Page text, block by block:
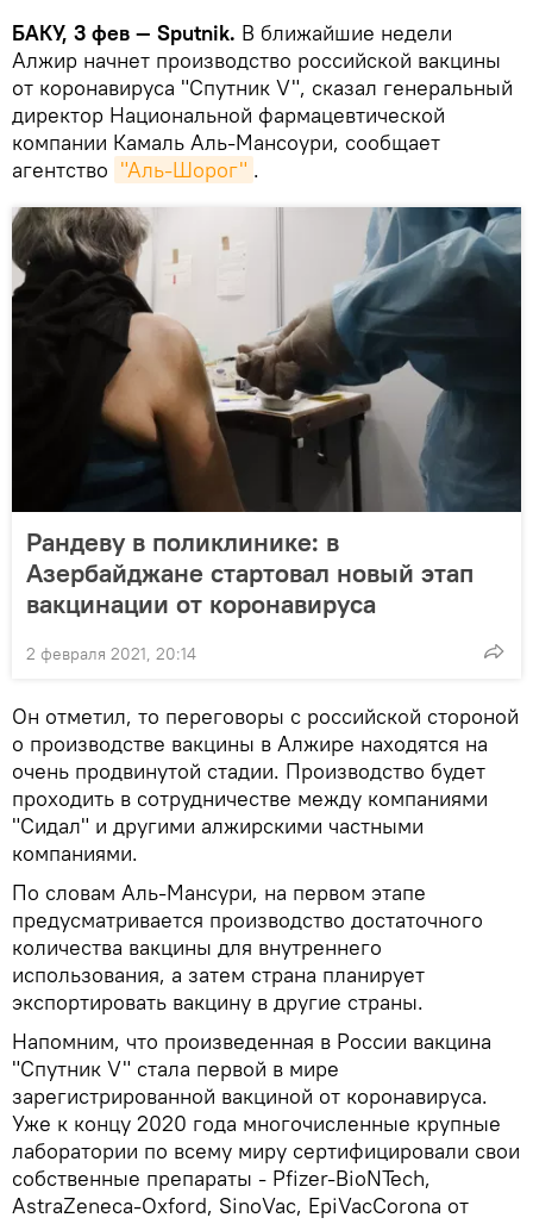
БАКУ, 3 фев — Sputnik. В ближайшие недели
Алжир начнет производство российской вакцины
от коронавируса "Спутник V", сказал генеральный
директор Национальной фармацевтической
компании Камаль Аль-Мансоури, сообщает
агентство "Аль-Шорог" .
Рандеву в поликлинике: в
Азербайджане стартовал новый этап
вакцинации от коронавируса
2 февраля 2021, 20:14
Он отметил, то переговоры с российской стороной
о производстве вакцины в Алжире находятся на
очень продвинутой стадии. Производство будет
проходить в сотрудничестве между компаниями
"Сидал" и другими алжирскими частными
компаниями.
По словам Аль-Мансури, на первом этапе
предусматривается производство достаточного
количества вакцины для внутреннего
использования, а затем страна планирует
экспортировать вакцину в другие страны.
Напомним, что произведенная в России вакцина
"Спутник V" стала первой в мире
зарегистрированной вакциной от коронавируса.
Уже к концу 2020 года многочисленные крупные
лаборатории по всему миру сертифицировали свои
собственные препараты - Pfizer-BioNTech,
AstraZeneca-Oxford, SinoVac, EpiVacCorona от